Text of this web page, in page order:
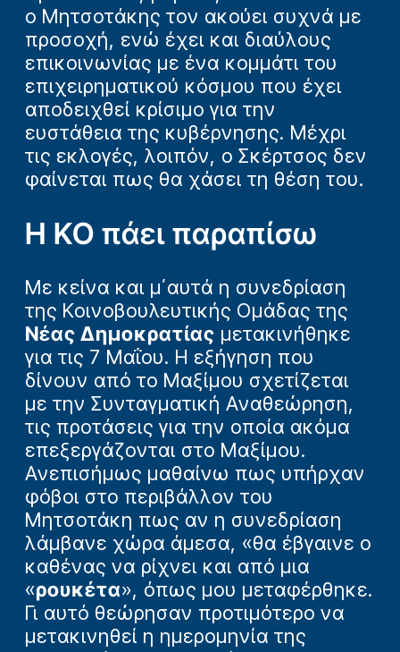
ο Μητσοτάκης τον ακούει συχνά με
προσοχή, ενώ έχει και διαύλους
επικοινωνίας με ένα κομμάτι του
επιχειρηματικού κόσμου που έχει
αποδειχθεί κρίσιμο για την
ευστάθεια της κυβέρνησης. Μέχρι
τις εκλογές, λοιπόν, ο Σκέρτσος δεν
φαίνεται πως θα χάσει τη θέση του.
Η ΚΟ πάει παραπίσω
Με κείνα και μ΄αυτά η συνεδρίαση
της Κοινοβουλευτικής Ομάδας της
Νέας Δημοκρατίας μετακινήθηκε
για τις 7 Μαΐου. Η εξήγηση που
δίνουν από το Μαξίμου σχετίζεται
με την Συνταγματική Αναθεώρηση,
τις προτάσεις για την οποία ακόμα
επεξεργάζονται στο Μαξίμου.
Ανεπισήμως μαθαίνω πως υπήρχαν
φόβοι στο περιβάλλον του
Μητσοτάκη πως αν η συνεδρίαση
λάμβανε χώρα άμεσα, «θα έβγαινε ο
καθένας να ρίχνει και από μια
«ρουκέτα», όπως μου μεταφέρθηκε.
Γι αυτό θεώρησαν προτιμότερο να
μετακινηθεί η ημερομηνία της